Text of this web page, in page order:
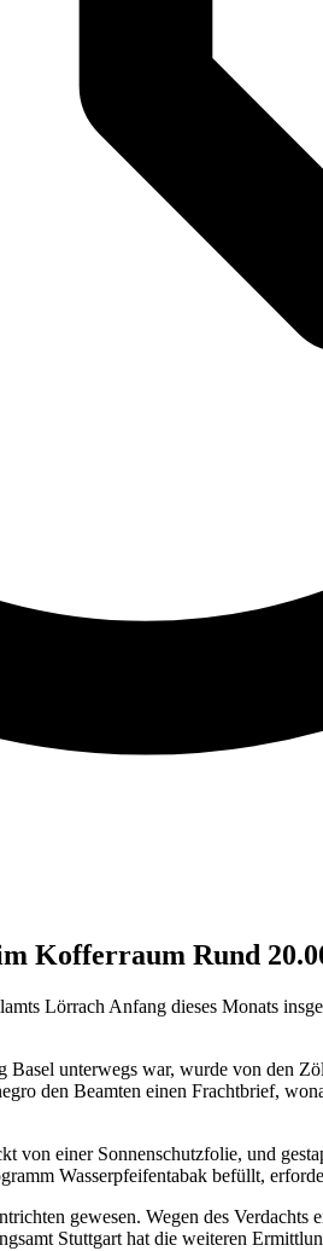
Kofferraum Rund
Lörrach Anfang dieses Monats
unterwegs war, wurde von den
den Beamten einen Frachtbrief,
einer Sonnenschutzfolie, und
Wasserpfeifentabak befüllt,
gewesen. Wegen des Verdachts
Stuttgart hat die weiteren